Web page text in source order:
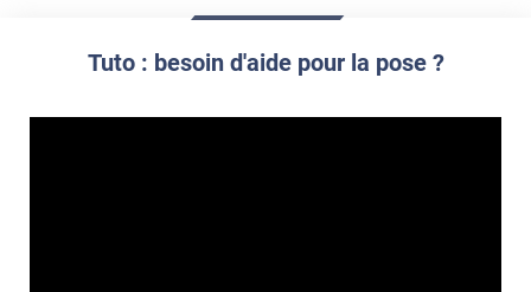
Utiliser une solution de dépose pour annuler l'action de la
S'aider d'un décapeur thermique : la colle va ramollir le film
faire appel à un
Lisser la surface avec un enduit de lissage au préalable
Comment poser du revêtement adhésif dans les angles
Réussir la pose d'un revêtement adhésif dans les angles. »
Tuto : besoin d'aide pour la pose ?